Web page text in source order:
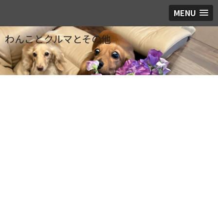
MENU
わんことクルマとその他